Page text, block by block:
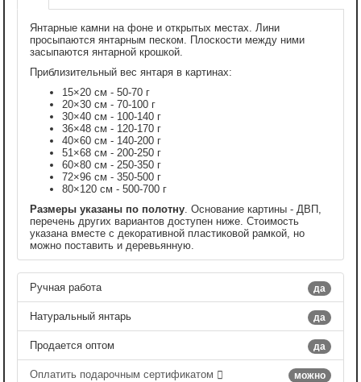
Янтарные камни на фоне и открытых местах. Лини
просыпаются янтарным песком. Плоскости между ними
засыпаются янтарной крошкой.
Приблизительный вес янтаря в картинах:
15×20 см - 50-70 г
20×30 см - 70-100 г
30×40 см - 100-140 г
36×48 см - 120-170 г
40×60 см - 140-200 г
51×68 см - 200-250 г
60×80 см - 250-350 г
72×96 см - 350-500 г
80×120 см - 500-700 г
Размеры указаны по полотну . Основание картины - ДВП,
перечень других вариантов доступен ниже. Стоимость
указана вместе с декоративной пластиковой рамкой, но
можно поставить и деревьянную.
да
Ручная работа
да
Натуральный янтарь
да
Продается оптом
можно
Оплатить подарочным сертификатом